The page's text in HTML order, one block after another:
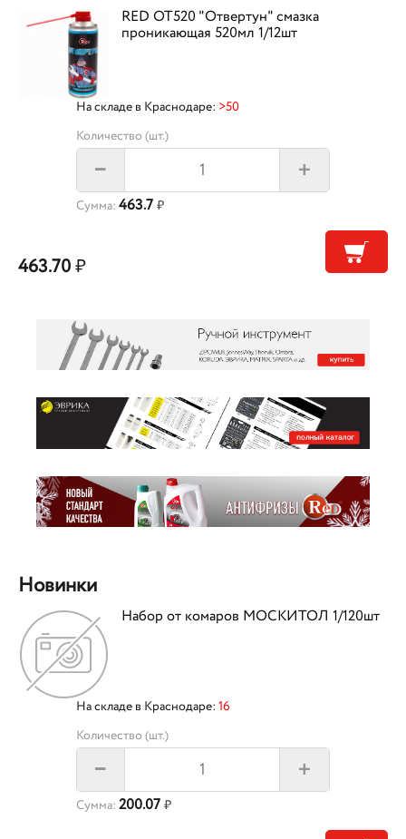
RED OT520 "Отвертун" смазка
проникающая 520мл 1/12шт
На складе в Краснодаре: >50
Количество (шт.)
– +
Сумма: 463.7 ₽
463.70₽
Новинки
Набор от комаров МОСКИТОЛ 1/120шт
На складе в Краснодаре: 16
Количество (шт.)
– +
Сумма: 200.07 ₽